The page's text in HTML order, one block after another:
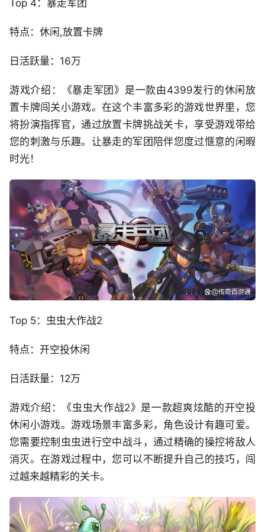
Top 4：暴走军团
特点：休闲,放置卡牌
日活跃量：16万
游戏介绍：《暴走军团》是一款由4399发行的休闲放
置卡牌闯关小游戏。在这个丰富多彩的游戏世界里，您
将扮演指挥官，通过放置卡牌挑战关卡，享受游戏带给
您的刺激与乐趣。让暴走的军团陪伴您度过惬意的闲暇
时光！
Top 5：虫虫大作战2
特点：开空投休闲
日活跃量：12万
游戏介绍：《虫虫大作战2》是一款超爽炫酷的开空投
休闲小游戏。游戏场景丰富多彩，角色设计有趣可爱。
您需要控制虫虫进行空中战斗，通过精确的操控将敌人
消灭。在游戏过程中，您可以不断提升自己的技巧，闯
过越来越精彩的关卡。